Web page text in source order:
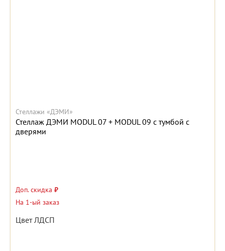
Стеллажи «ДЭМИ»
Стеллаж ДЭМИ MODUL 07 + MODUL 09 с тумбой с
дверями
Доп. скидка ₽
На 1-ый заказ
Цвет ЛДСП